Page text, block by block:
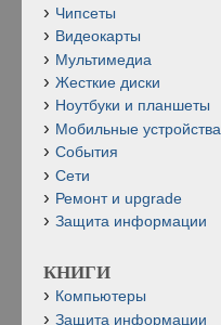
Чипсеты
Видеокарты
Мультимедиа
Жесткие диски
Ноутбуки и планшеты
Мобильные устройства
События
Сети
Ремонт и upgrade
Защита информации
КНИГИ
Компьютеры
Защита информации